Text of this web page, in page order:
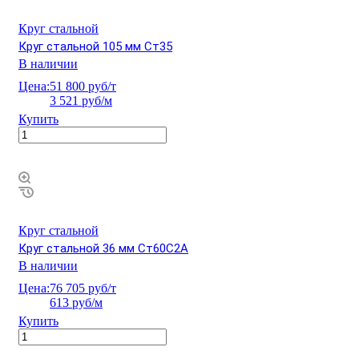
Круг стальной
Круг стальной 105 мм Ст35
В наличии
Цена:51 800 руб/т
3 521 руб/м
Купить
Круг стальной
Круг стальной 36 мм Ст60С2А
В наличии
Цена:76 705 руб/т
613 руб/м
Купить